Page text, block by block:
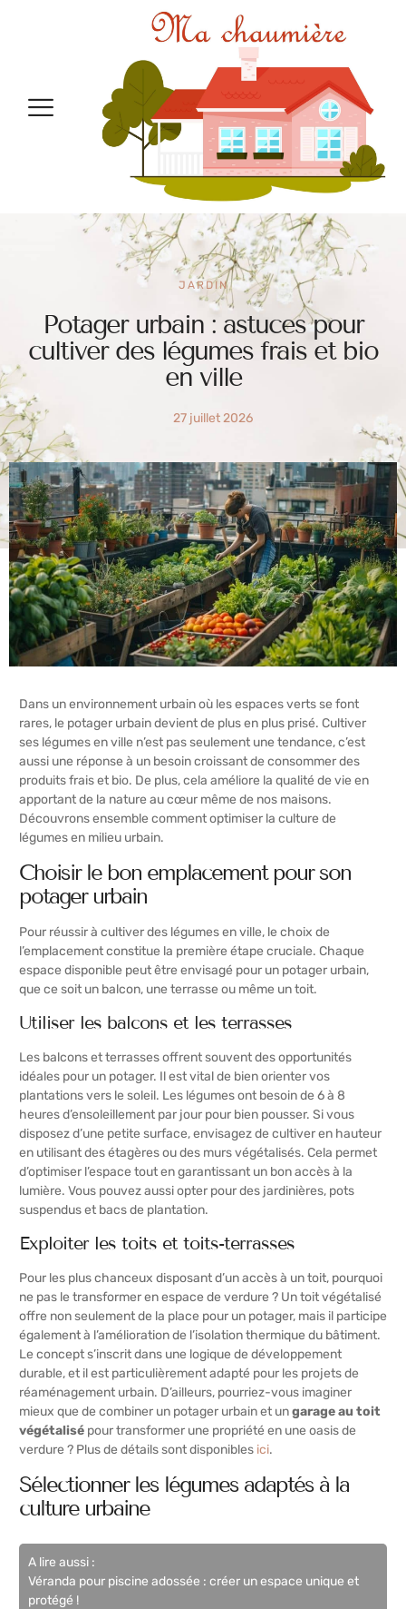
JARDIN
Potager urbain : astuces pour
cultiver des légumes frais et bio
en ville
27 juillet 2026
Dans un environnement urbain où les espaces verts se font
rares, le potager urbain devient de plus en plus prisé. Cultiver
ses légumes en ville n’est pas seulement une tendance, c’est
aussi une réponse à un besoin croissant de consommer des
produits frais et bio. De plus, cela améliore la qualité de vie en
apportant de la nature au cœur même de nos maisons.
Découvrons ensemble comment optimiser la culture de
légumes en milieu urbain.
Choisir le bon emplacement pour son
potager urbain
Pour réussir à cultiver des légumes en ville, le choix de
l’emplacement constitue la première étape cruciale. Chaque
espace disponible peut être envisagé pour un potager urbain,
que ce soit un balcon, une terrasse ou même un toit.
Utiliser les balcons et les terrasses
Les balcons et terrasses offrent souvent des opportunités
idéales pour un potager. Il est vital de bien orienter vos
plantations vers le soleil. Les légumes ont besoin de 6 à 8
heures d’ensoleillement par jour pour bien pousser. Si vous
disposez d’une petite surface, envisagez de cultiver en hauteur
en utilisant des étagères ou des murs végétalisés. Cela permet
d’optimiser l’espace tout en garantissant un bon accès à la
lumière. Vous pouvez aussi opter pour des jardinières, pots
suspendus et bacs de plantation.
Exploiter les toits et toits-terrasses
Pour les plus chanceux disposant d’un accès à un toit, pourquoi
ne pas le transformer enespace de verdure ? Un toit végétalisé
offre non seulement de la place pour un potager, mais il participe
également à l’amélioration de l’isolation thermique du bâtiment.
Le concept s’inscrit dans une logique de développement
durable, et il est particulièrement adapté pour les projets de
réaménagement urbain. D’ailleurs, pourriez-vous imaginer
mieux que de combiner un potager urbain et ungarage au toit
végétalisé pour transformer une propriété en une oasis de
verdure ? Plus de détails sont disponibles ici.
Sélectionner les légumes adaptés à la
culture urbaine
A lire aussi :
Véranda pour piscine adossée : créer un espace unique et
protégé !